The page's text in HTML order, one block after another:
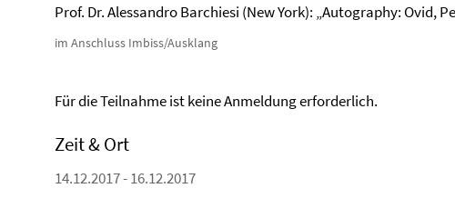
Prof. Dr. Alessandro Barchiesi (New York): „Autography: Ovid,
im Anschluss Imbiss/Ausklang
Für die Teilnahme ist keine Anmeldung erforderlich.
Zeit & Ort
14.12.2017 - 16.12.2017